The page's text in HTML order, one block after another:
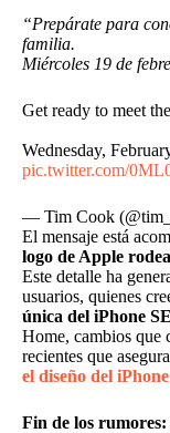
“Prepárate para
familia.
Miércoles 19 de
Get ready to meet
Wednesday,
pic.twitter.com/
— Tim Cook
El mensaje está
logo de Apple
Este detalle ha
usuarios, quienes
única del iPhone
Home, cambios que
recientes que
el diseño del
Fin de los rumores: